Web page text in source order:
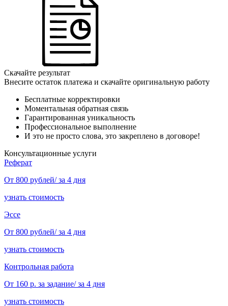
Скачайте результат
Внесите остаток платежа и скачайте оригинальную работу
Бесплатные корректировки
Моментальная обратная связь
Гарантированная уникальность
Профессиональное выполнение
И это не просто слова, это закреплено в договоре!
Консультационные услуги
Реферат
От 800 рублей/ за 4 дня
узнать стоимость
Эссе
От 800 рублей/ за 4 дня
узнать стоимость
Контрольная работа
От 160 р. за задание/ за 4 дня
узнать стоимость